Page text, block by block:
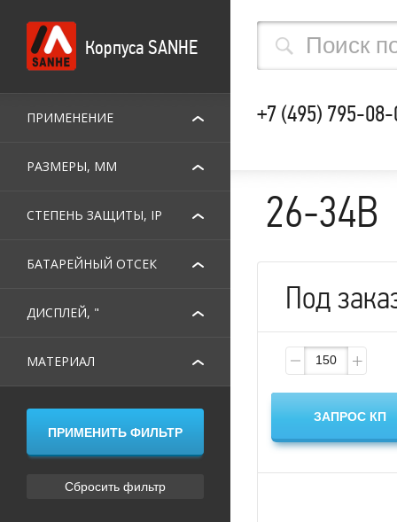
+7 (495) 795-
Корпуса SANHE
ПРИМЕНЕНИЕ
РАЗМЕРЫ, ММ
СТЕПЕНЬ ЗАЩИТЫ, IP
БАТАРЕЙНЫЙ ОТСЕК
ДИСПЛЕЙ, "
МАТЕРИАЛ
26-34B
Под